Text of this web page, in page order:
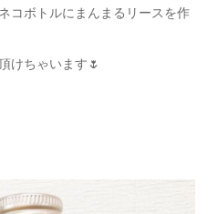
コボトルにまんまるリースを作
けちゃいます🌷